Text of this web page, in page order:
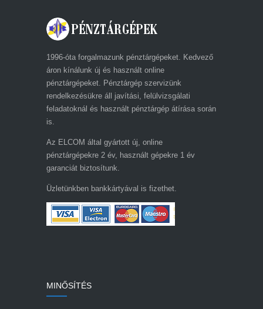
1996-óta forgalmazunk pénztárgépeket. Kedvező
áron kínálunk új és használt online
pénztárgépeket. Pénztárgép szervizünk
rendelkezésükre áll javítási, felülvizsgálati
feladatoknál és használt pénztárgép átírása során
is.
Az ELCOM által gyártott új, online
pénztárgépekre 2 év, használt gépekre 1 év
garanciát biztosítunk.
Üzletünkben bankkártyával is fizethet.
MINŐSÍTÉS